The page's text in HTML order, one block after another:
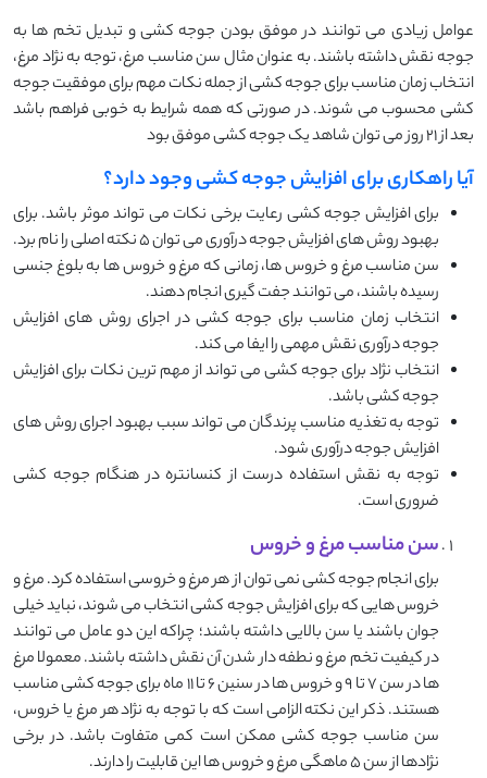
عوامل زیادی می توانند در موفق بودن جوجه کشی و تبدیل تخم ها به
جوجه نقش داشته باشند. به عنوان مثال سن مناسب مرغ، توجه به نژاد مرغ،
انتخاب زمان مناسب برای جوجه کشی از جمله نکات مهم برای موفقیت جوجه
کشی محسوب می شوند. در صورتی که همه شرایط به خوبی فراهم باشد
بعد از 21 روز می توان شاهد یک جوجه کشی موفق بود
آیا راهکاری برای افزایش جوجه کشی وجود دارد؟
برای افزایش جوجه کشی رعایت برخی نکات می تواند موثر باشد. برای
بهبود روش های افزایش جوجه درآوری می توان 5 نکته اصلی را نام برد.
سن مناسب مرغ و خروس ها، زمانی که مرغ و خروس ها به بلوغ جنسی
رسیده باشند، می توانند جفت گیری انجام دهند.
انتخاب زمان مناسب برای جوجه کشی در اجرای روش های افزایش
جوجه درآوری نقش مهمی را ایفا می کند.
انتخاب نژاد برای جوجه کشی می تواند از مهم ترین نکات برای افزایش
جوجه کشی باشد.
توجه به تغذیه مناسب پرندگان می تواند سبب بهبود اجرای روش های
افزایش جوجه درآوری شود.
توجه به نقش استفاده درست از کنسانتره در هنگام جوجه کشی
ضروری است.
سن مناسب مرغ و خروس
برای انجام جوجه کشی نمی توان از هر مرغ و خروسی استفاده کرد. مرغ و
خروس هایی که برای افزایش جوجه کشی انتخاب می شوند، نباید خیلی
جوان باشند یا سن بالایی داشته باشند؛ چراکه این دو عامل می توانند
در کیفیت تخم مرغ و نطفه دار شدن آن نقش داشته باشند. معمولا مرغ
ها در سن 7 تا 9 و خروس ها در سنین 6 تا 11 ماه برای جوجه کشی مناسب
هستند. ذکر این نکته الزامی است که با توجه به نژاد هر مرغ یا خروس،
سن مناسب جوجه کشی ممکن است کمی متفاوت باشد. در برخی
نژادها از سن 5 ماهگی مرغ و خروس ها این قابلیت را دارند.